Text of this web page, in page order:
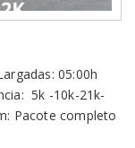
05:00h
5k -10k-21k-
Pacote completo